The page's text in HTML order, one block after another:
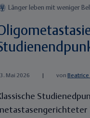
Länger leben mit weniger
Mai 2026 von